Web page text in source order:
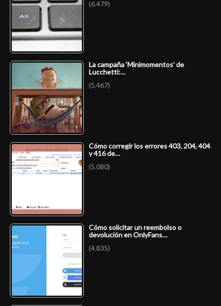
(6.479)
La campaña ‘Minimomentos’ de
Lucchetti:…
(5.467)
Cómo corregir los errores 403, 204, 404
y 416 de…
(5.080)
Cómo solicitar un reembolso o
devolución en OnlyFans…
(4.835)